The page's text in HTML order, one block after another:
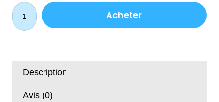
450.00 MAD.
quantité
de
Piscine
Anneaux
51043
Acheter
Description
Avis (0)